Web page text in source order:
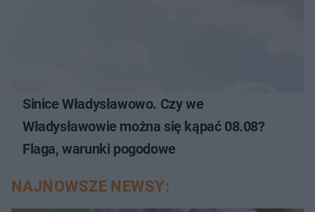
Sinice Władysławowo. Czy we
Władysławowie można się kąpać 08.08?
Flaga, warunki pogodowe
NAJNOWSZE NEWSY: